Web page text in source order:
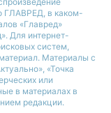
ГЛАВРЕД, в каком-
«Главред»
Для интернет-
систем,
Материалы с
«Точка
или
в материалах в
редакции.